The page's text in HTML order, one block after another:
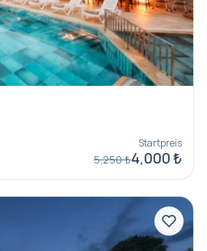
Startpreis
5,250 ₺4,000 ₺